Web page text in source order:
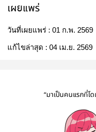
เผยแพร่
วันที่เผยแพร่ : 01 ก.พ. 2569
แก้ไขล่าสุด : 04 เม.ย. 2569
“มาเป็นคนแรกที่โด